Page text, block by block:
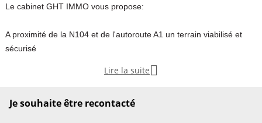
Le cabinet GHT IMMO vous propose:
A proximité de la N104 et de l'autoroute A1 un terrain viabilisé et
sécurisé
de 3 740m². Le terrain est stabilisé et possède un revêtement avec
véhicules, engins de chantiers, échafaudages.nGHT IMMO - - Plus
Lire la suite 
Je souhaite être recontacté